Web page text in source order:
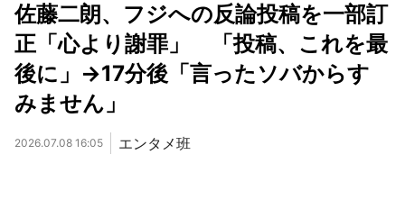
佐藤二朗、フジへの反論投稿を一部訂
正「心より謝罪」 「投稿、これを最
後に」→17分後「言ったソバからす
みません」
2026.07.08 16:05 エンタメ班